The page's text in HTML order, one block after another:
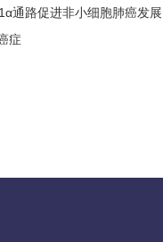
通路促进非小细胞肺癌发展
症